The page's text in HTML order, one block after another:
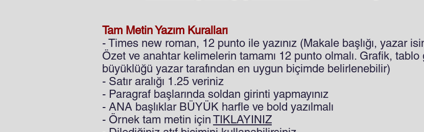
Tam Metin Yazım Kuralları
- Times new roman, 12 punto ile yazınız (Makale başlığı, yazar
Özet ve anahtar kelimelerin tamamı 12 punto olmalı. Grafik, tablo
büyüklüğü yazar tarafından en uygun biçimde belirlenebilir)
- Satır aralığı 1.25 veriniz
- Paragraf başlarında soldan girinti yapmayınız
- ANA başlıklar BÜYÜK harfle ve bold yazılmalı
- Örnek tam metin için TIKLAYINIZ